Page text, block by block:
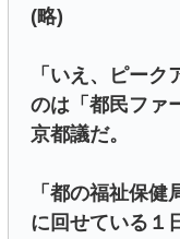
(略)
「いえ、ピー
のは「都民ファ
京都議だ。
「都の福祉保
に回せている１